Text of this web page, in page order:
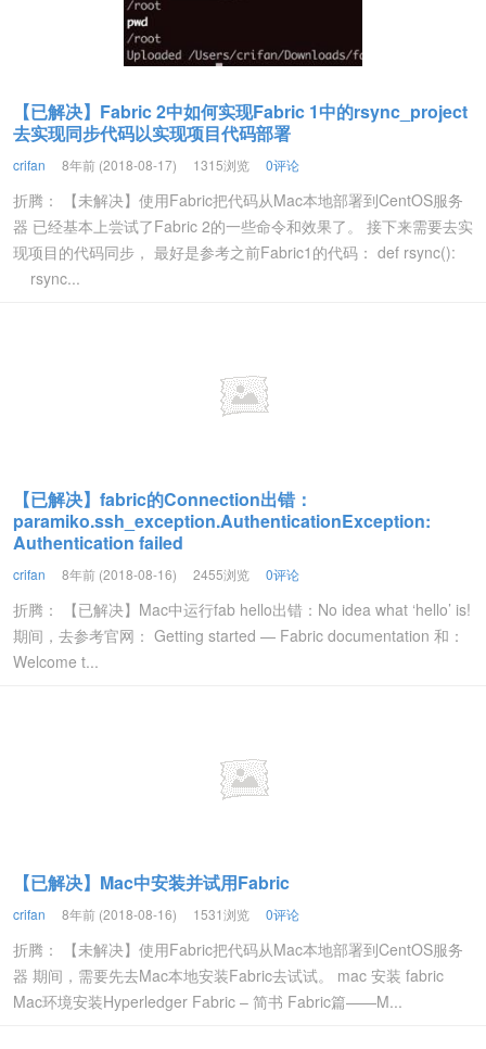
【已解决】Fabric 2中如何实现Fabric 1中的rsync_project
去实现同步代码以实现项目代码部署
crifan 8年前 (2018-08-17) 1315浏览 0评论
折腾： 【未解决】使用Fabric把代码从Mac本地部署到CentOS服务
器 已经基本上尝试了Fabric 2的一些命令和效果了。 接下来需要去实
现项目的代码同步， 最好是参考之前Fabric1的代码： def rsync():
rsync...
【已解决】fabric的Connection出错：
paramiko.ssh_exception.AuthenticationException:
Authentication failed
crifan 8年前 (2018-08-16) 2455浏览 0评论
折腾： 【已解决】Mac中运行fab hello出错：No idea what ‘hello’ is!
期间，去参考官网： Getting started — Fabric documentation 和：
Welcome t...
【已解决】Mac中安装并试用Fabric
crifan 8年前 (2018-08-16) 1531浏览 0评论
折腾： 【未解决】使用Fabric把代码从Mac本地部署到CentOS服务
器 期间，需要先去Mac本地安装Fabric去试试。 mac 安装 fabric
Mac环境安装Hyperledger Fabric – 简书 Fabric篇——M...